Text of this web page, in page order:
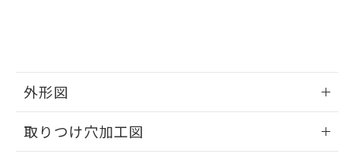
外形図
取りつけ穴加工図
荷製品に未対応品が混在することから備考
欄に対応日を記載しておりました。
既に当社にて対応品への在庫切替を完了
していることから、特段のことがない限
り、2022年1月12日より割愛しておりま